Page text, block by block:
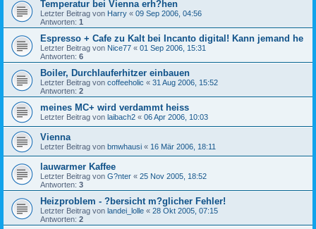
Temperatur bei Vienna erh?hen
Letzter Beitrag von Harry « 09 Sep 2006, 04:56
Antworten: 1
Espresso + Cafe zu Kalt bei Incanto digital! Kann jemand he
Letzter Beitrag von Nice77 « 01 Sep 2006, 15:31
Antworten: 6
Boiler, Durchlauferhitzer einbauen
Letzter Beitrag von coffeeholic « 31 Aug 2006, 15:52
Antworten: 2
meines MC+ wird verdammt heiss
Letzter Beitrag von laibach2 « 06 Apr 2006, 10:03
Vienna
Letzter Beitrag von bmwhausi « 16 Mär 2006, 18:11
lauwarmer Kaffee
Letzter Beitrag von G?nter « 25 Nov 2005, 18:52
Antworten: 3
Heizproblem - ?bersicht m?glicher Fehler!
Letzter Beitrag von landei_lolle « 28 Okt 2005, 07:15
Antworten: 2